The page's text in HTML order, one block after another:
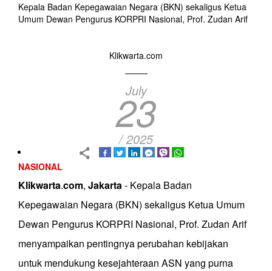
Kepala Badan Kepegawaian Negara (BKN) sekaligus Ketua
Umum Dewan Pengurus KORPRI Nasional, Prof. Zudan Arif
Klikwarta.com
July
23
/ 2025
NASIONAL
Klikwarta.com, Jakarta- Kepala Badan
Kepegawaian Negara (BKN) sekaligus Ketua Umum
Dewan Pengurus KORPRI Nasional, Prof. Zudan Arif
menyampaikan pentingnya perubahan kebijakan
untuk mendukung kesejahteraan ASN yang purna